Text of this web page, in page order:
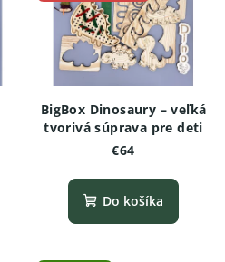
BigBox Dinosaury – veľká
tvorivá súprava pre deti
€64
Do košíka